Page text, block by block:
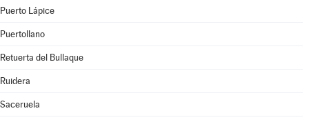
Puerto Lápice
Puertollano
Retuerta del Bullaque
Ruidera
Saceruela